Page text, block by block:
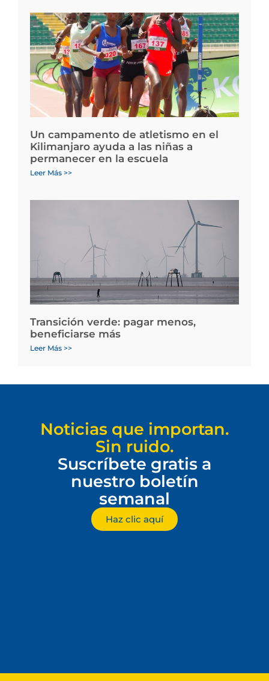
Un campamento de atletismo en el
Kilimanjaro ayuda a las niñas a
permanecer en la escuela
Leer Más >>
Transición verde: pagar menos,
beneficiarse más
Leer Más >>
Noticias que importan.
Sin ruido.
Suscríbete gratis a
nuestro boletín
semanal
Haz clic aquí